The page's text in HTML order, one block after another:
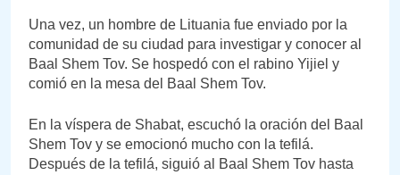
Una vez, un hombre de Lituania fue enviado por la
comunidad de su ciudad para investigar y conocer al
Baal Shem Tov. Se hospedó con el rabino Yijiel y
comió en la mesa del Baal Shem Tov.
En la víspera de Shabat, escuchó la oración del Baal
Shem Tov y se emocionó mucho con la tefilá.
Después de la tefilá, siguió al Baal Shem Tov hasta